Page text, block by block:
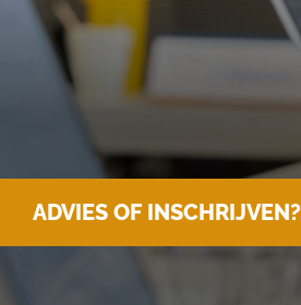
ADVIES OF INSCHRIJVEN?